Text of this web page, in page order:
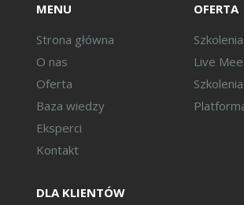
MENU
Strona główna
O nas
Oferta
Baza wiedzy
Eksperci
Kontakt
OFERTA
Live
DLA KLIENTÓW